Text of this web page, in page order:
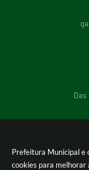
Prefeitura Municipal e
cookies para melhorar
Das